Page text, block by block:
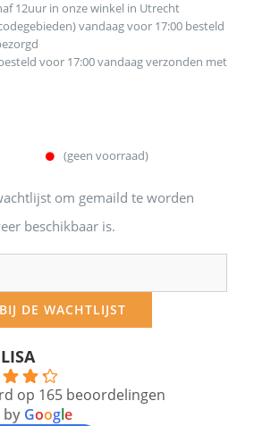
12uur in onze winkel in Utrecht
vandaag voor 17:00 besteld
voor 17:00 vandaag verzonden met
(geen voorraad)
om gemaild te worden
beschikbaar is.
DE WACHTLIJST
op 165 beoordelingen
by Google